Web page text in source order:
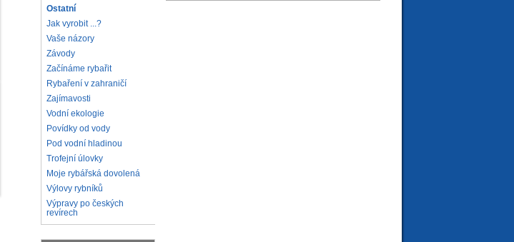
Ostatní
Jak vyrobit ...?
Vaše názory
Závody
Začínáme rybařit
Rybaření v zahraničí
Zajímavosti
Vodní ekologie
Povídky od vody
Pod vodní hladinou
Trofejní úlovky
Moje rybářská dovolená
Výlovy rybníků
Výpravy po českých
revírech